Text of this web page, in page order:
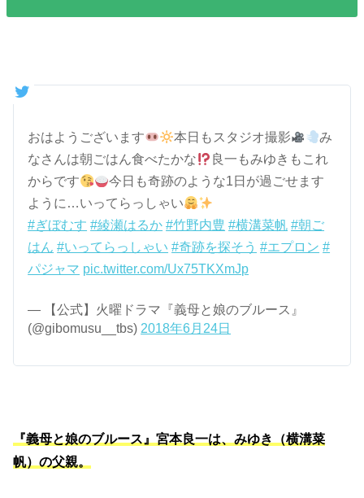
おはようございます 本日もスタジオ撮影
み
なさんは朝ごはん食べたかな
良一もみゆきもこれ
からです
今日も奇跡のような1日が過ごせます
ように…いってらっしゃい
#ぎぼむす #綾瀬はるか #竹野内豊 #横溝菜帆 #朝ご
はん #いってらっしゃい #奇跡を探そう #エプロン #
パジャマ pic.twitter.com/Ux75TKXmJp
— 【公式】火曜ドラマ『義母と娘のブルース』
(@gibomusu__tbs) 2018年6月24日
『義母と娘のブルース』宮本良一は、みゆき（横溝菜
帆）の父親。